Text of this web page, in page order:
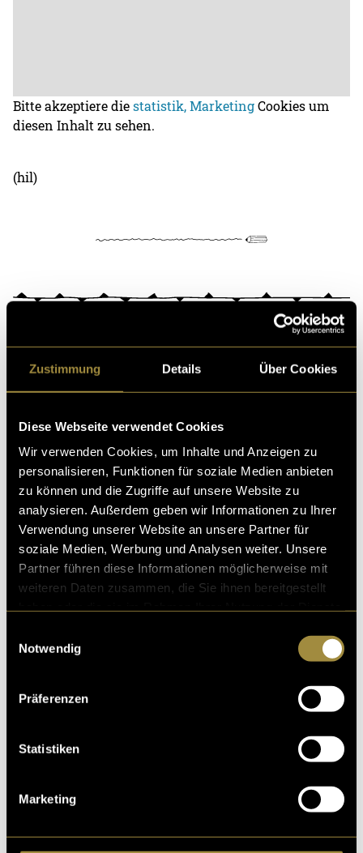
Zustimmung Details Über Cookies
Diese Webseite verwendet Cookies
Wir verwenden Cookies, um Inhalte und Anzeigen zu
personalisieren, Funktionen für soziale Medien anbieten
zu können und die Zugriffe auf unsere Website zu
analysieren. Außerdem geben wir Informationen zu Ihrer
Verwendung unserer Website an unsere Partner für
soziale Medien, Werbung und Analysen weiter. Unsere
Partner führen diese Informationen möglicherweise mit
weiteren Daten zusammen, die Sie ihnen bereitgestellt
Notwendig
Präferenzen
Statistiken
Marketing
Bitte akzeptiere diestatistik, MarketingCookies um
diesen Inhalt zu sehen.
(hil)
Ähnliche Artikel